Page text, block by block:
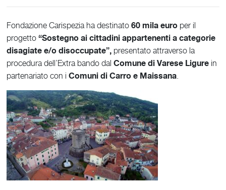
Fondazione Carispezia ha destinato60 mila euro per il
progetto“Sostegno ai cittadini appartenenti a categorie
disagiate e/o disoccupate”, presentato attraverso la
procedura dell’Extra bando dalComune di Varese Ligure in
partenariato con iComuni di Carro e Maissana.